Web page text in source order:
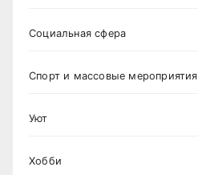
Социальная сфера
Спорт и массовые мероприятия
Уют
Хобби